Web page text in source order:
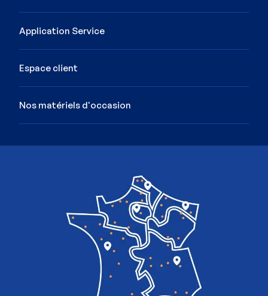
Application Service
Espace client
Nos matériels d'occasion